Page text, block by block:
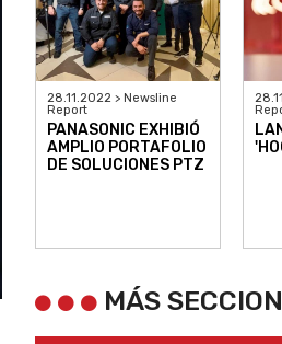
28.11.2022 > Newsline
Report
PANASONIC EXHIBIÓ
AMPLIO PORTAFOLIO
DE SOLUCIONES PTZ
MÁS